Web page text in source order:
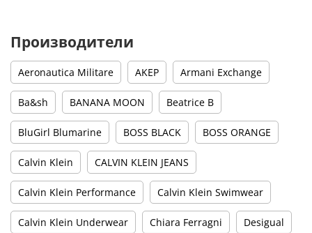
Производители
Aeronautica Militare AKEP Armani Exchange
Ba&sh BANANA MOON Beatrice B
BluGirl Blumarine BOSS BLACK BOSS ORANGE
Calvin Klein CALVIN KLEIN JEANS
Calvin Klein Performance Calvin Klein Swimwear
Calvin Klein Underwear Chiara Ferragni Desigual